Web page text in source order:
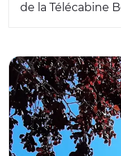
de la Télécabine